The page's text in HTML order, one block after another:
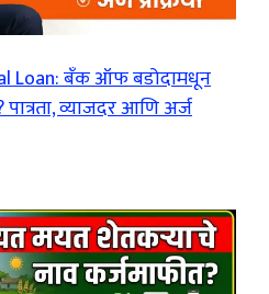
Loan: बँक ऑफ बडोदामधून
व्याजदर आणि अर्ज